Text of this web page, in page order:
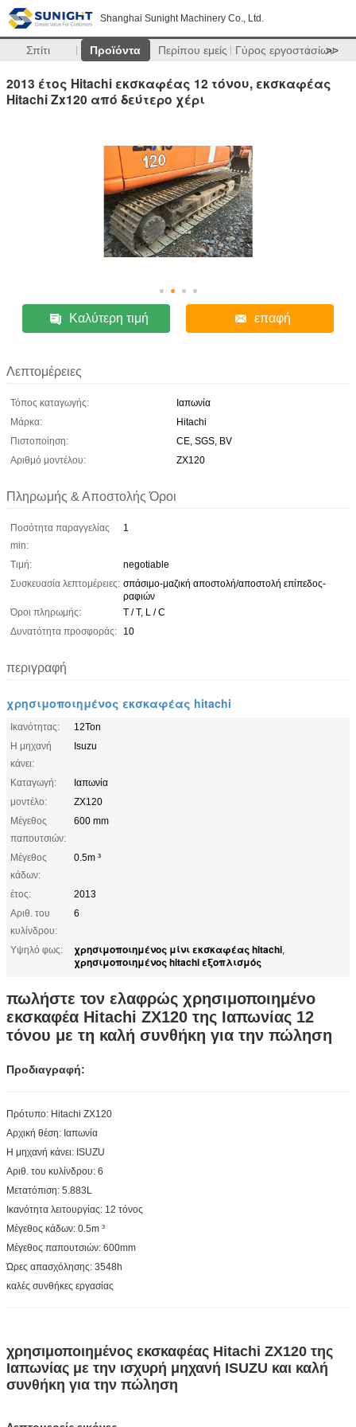
Shanghai Sunight Machinery Co., Ltd.
Σπίτι Προϊόντα Περίπου εμείς Γύρος εργοστασίων
>>
2013 έτος Hitachi εκσκαφέας 12 τόνου, εκσκαφέας
Hitachi Zx120 από δεύτερο χέρι
Καλύτερη τιμή επαφή
Λεπτομέρειες
Τόπος καταγωγής:
Ιαπωνία
Μάρκα:
Hitachi
Πιστοποίηση:
CE, SGS, BV
Αριθμό μοντέλου:
ZX120
Πληρωμής & Αποστολής Όροι
Ποσότητα παραγγελίας
min:
1
Τιμή:
negotiable
Συσκευασία λεπτομέρειες: σπάσιμο-μαζική αποστολή/αποστολή επίπεδος-
ραφιών
Όροι πληρωμής:
T / T, L / C
Δυνατότητα προσφοράς:
10
περιγραφή
χρησιμοποιημένος εκσκαφέας hitachi
Ικανότητας:
12Ton
Η μηχανή
κάνει:
Isuzu
Καταγωγή:
Ιαπωνία
μοντέλο:
ZX120
Μέγεθος
παπουτσιών:
600 mm
Μέγεθος
κάδων:
0.5m ³
έτος:
2013
Αριθ. του
κυλίνδρου:
6
Υψηλό φως: χρησιμοποιημένος μίνι εκσκαφέας hitachi,
χρησιμοποιημένος hitachi εξοπλισμός
πωλήστε τον ελαφρώς χρησιμοποιημένο
εκσκαφέα Hitachi ZX120 της Ιαπωνίας 12
τόνου με τη καλή συνθήκη για την πώληση
Προδιαγραφή:
Πρότυπο: Hitachi ZX120
Αρχική θέση: Ιαπωνία
Η μηχανή κάνει: ISUZU
Αριθ. του κυλίνδρου: 6
Μετατόπιση: 5.883L
Ικανότητα λειτουργίας: 12 τόνος
Μέγεθος κάδων: 0.5m ³
Μέγεθος παπουτσιών: 600mm
Ώρες απασχόλησης: 3548h
καλές συνθήκες εργασίας
χρησιμοποιημένος εκσκαφέας Hitachi ZX120 της
Ιαπωνίας με την ισχυρή μηχανή ISUZU και καλή
συνθήκη για την πώληση